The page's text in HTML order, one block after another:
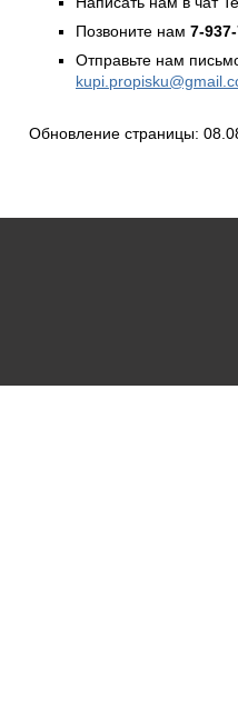
Позвоните нам 7-
Отправьте нам
Обновление страницы: